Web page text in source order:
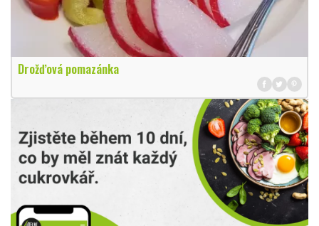
Drožďová pomazánka